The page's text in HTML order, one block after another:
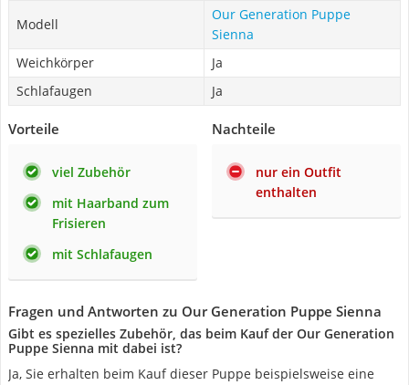
Modell
Our Generation Puppe
Sienna
Weichkörper
Ja
Schlafaugen
Ja
Vorteile
viel Zubehör
mit Haarband zum
Frisieren
mit Schlafaugen
Nachteile
nur ein Outfit
enthalten
Fragen und Antworten zu Our Generation Puppe Sienna
Gibt es spezielles Zubehör, das beim Kauf der Our Generation
Puppe Sienna mit dabei ist?
Ja, Sie erhalten beim Kauf dieser Puppe beispielsweise eine